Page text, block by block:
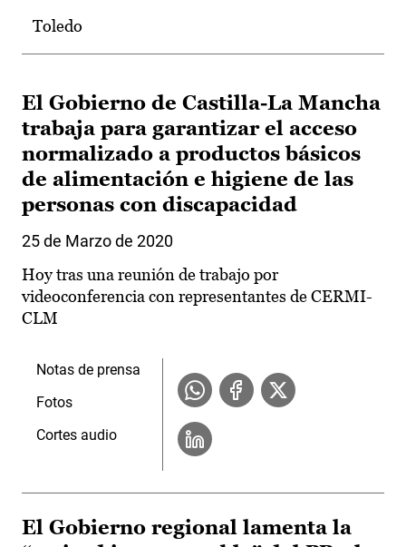
Toledo
El Gobierno de Castilla-La Mancha
trabaja para garantizar el acceso
normalizado a productos básicos
de alimentación e higiene de las
personas con discapacidad
25 de Marzo de 2020
Hoy tras una reunión de trabajo por
videoconferencia con representantes de CERMI-
CLM
Notas de prensa
Fotos
Cortes audio
El Gobierno regional lamenta la